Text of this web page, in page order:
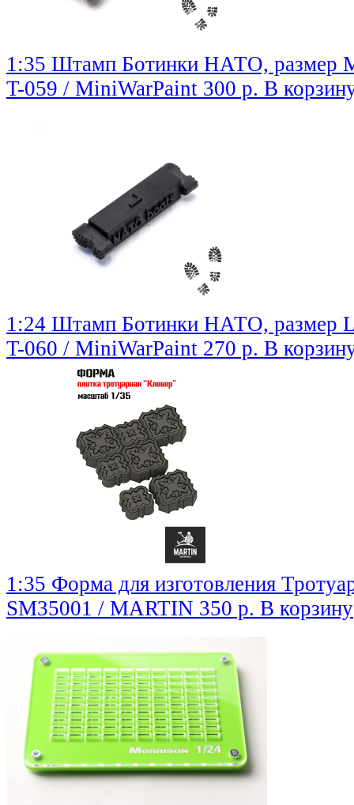
1:35 Штамп Ботинки НАТО, размер
T-059 / MiniWarPaint 300 р. В
1:24 Штамп Ботинки НАТО, размер
T-060 / MiniWarPaint 270 р. В
1:35 Форма для изготовления
SM35001 / MARTIN 350 р. В корзину